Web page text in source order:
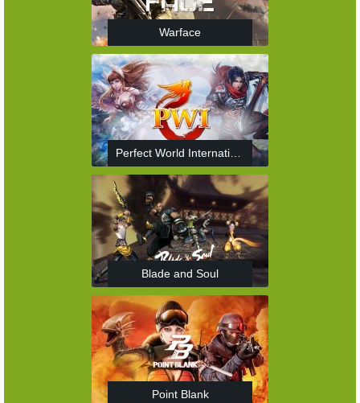
Warface
Perfect World International
Blade and Soul
Point Blank